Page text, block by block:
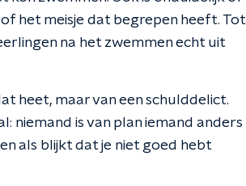
het meisje dat begrepen heeft. Tot
na het zwemmen echt uit
heet, maar van een schulddelict.
niemand is van plan iemand anders
als blijkt dat je niet goed hebt